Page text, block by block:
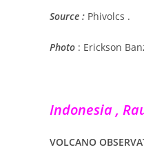
Source : Phivolcs .
Photo : Erickson
Indonesia ,
VOLCANO